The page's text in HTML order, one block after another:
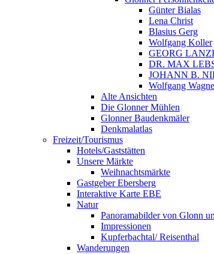
Günter Bialas
Lena Christ
Blasius Gerg
Wolfgang Koller
GEORG
DR. MAX
JOHANN B.
Wolfgang
Alte Ansichten
Die Glonner Mühlen
Glonner Baudenkmäler
Denkmalatlas
Freizeit/Tourismus
Hotels/Gaststätten
Unsere Märkte
Weihnachtsmärkte
Gastgeber Ebersberg
Interaktive Karte EBE
Natur
Panoramabilder von Glonn
Impressionen
Kupferbachtal/ Reisenthal
Wanderungen